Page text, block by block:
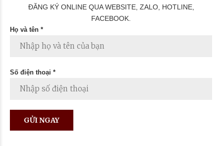
ĐĂNG KÝ ONLINE QUA WEBSITE, ZALO, HOTLINE,
FACEBOOK.
Họ và tên *
Số điện thoại *